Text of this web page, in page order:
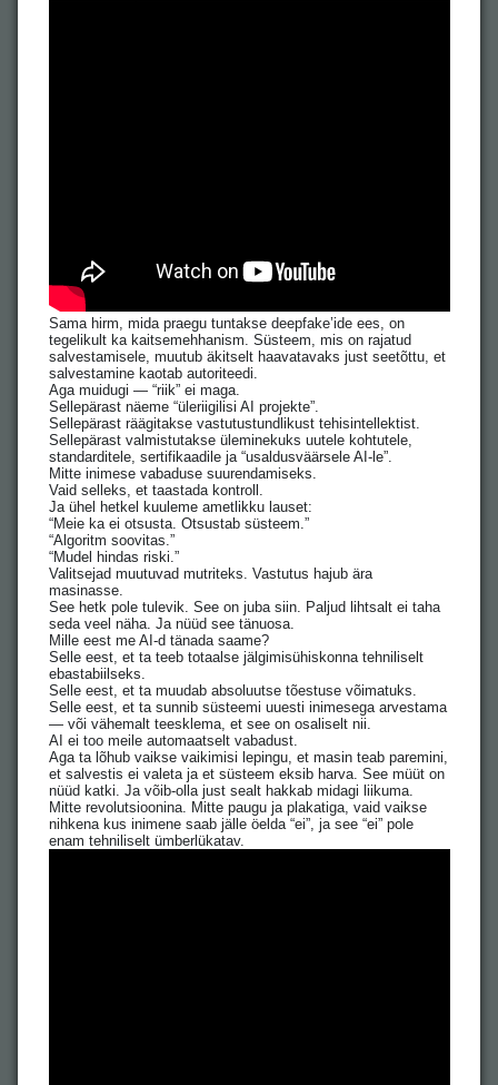
Sama hirm, mida praegu tuntakse deepfake’ide ees, on
tegelikult ka kaitsemehhanism. Süsteem, mis on rajatud
salvestamisele, muutub äkitselt haavatavaks just seetõttu, et
salvestamine kaotab autoriteedi.
Aga muidugi — “riik” ei maga.
Sellepärast näeme “üleriigilisi AI projekte”.
Sellepärast räägitakse vastutustundlikust tehisintellektist.
Sellepärast valmistutakse üleminekuks uutele kohtutele,
standarditele, sertifikaadile ja “usaldusväärsele AI-le”.
Mitte inimese vabaduse suurendamiseks.
Vaid selleks, et taastada kontroll.
Ja ühel hetkel kuuleme ametlikku lauset:
“Meie ka ei otsusta. Otsustab süsteem.”
“Algoritm soovitas.”
“Mudel hindas riski.”
Valitsejad muutuvad mutriteks. Vastutus hajub ära
masinasse.
See hetk pole tulevik. See on juba siin. Paljud lihtsalt ei taha
seda veel näha. Ja nüüd see tänuosa.
Mille eest me AI-d tänada saame?
Selle eest, et ta teeb totaalse jälgimisühiskonna tehniliselt
ebastabiilseks.
Selle eest, et ta muudab absoluutse tõestuse võimatuks.
Selle eest, et ta sunnib süsteemi uuesti inimesega arvestama
— või vähemalt teesklema, et see on osaliselt nii.
AI ei too meile automaatselt vabadust.
Aga ta lõhub vaikse vaikimisi lepingu, et masin teab paremini,
et salvestis ei valeta ja et süsteem eksib harva. See müüt on
nüüd katki. Ja võib-olla just sealt hakkab midagi liikuma.
Mitte revolutsioonina. Mitte paugu ja plakatiga, vaid vaikse
nihkena kus inimene saab jälle öelda “ei”, ja see “ei” pole
enam tehniliselt ümberlükatav.